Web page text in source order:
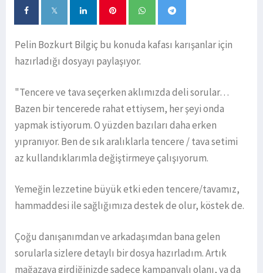
Pelin Bozkurt Bilgiç bu konuda kafası karışanlar için
hazırladığı dosyayı paylaşıyor.
"Tencere ve tava seçerken aklımızda deli sorular…
Bazen bir tencerede rahat ettiysem, her şeyi onda
yapmak istiyorum. O yüzden bazıları daha erken
yıpranıyor. Ben de sık aralıklarla tencere / tava setimi
az kullandıklarımla değiştirmeye çalışıyorum.
Yemeğin lezzetine büyük etki eden tencere/tavamız,
hammaddesi ile sağlığımıza destek de olur, köstek de.
Çoğu danışanımdan ve arkadaşımdan bana gelen
sorularla sizlere detaylı bir dosya hazırladım. Artık
mağazaya girdiğinizde sadece kampanyalı olanı, ya da